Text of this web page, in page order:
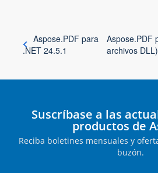
Aspose.PDF para
.NET 24.5.1
Aspose.PDF
archivos DLL)
Suscríbase a las
productos de
Reciba boletines mensuales y
buzón.